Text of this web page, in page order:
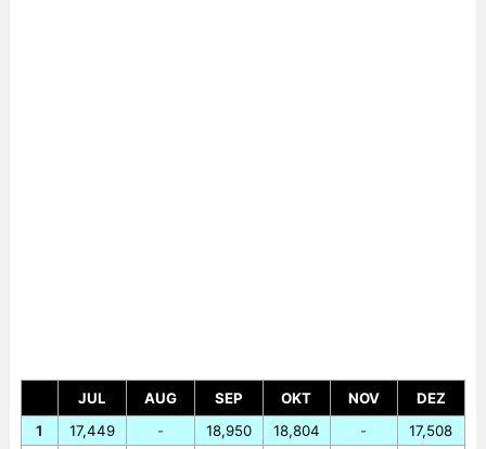
JUL AUG SEP OKT NOV
DEZ
1
17,449
-
18,950
18,804
-
17,508